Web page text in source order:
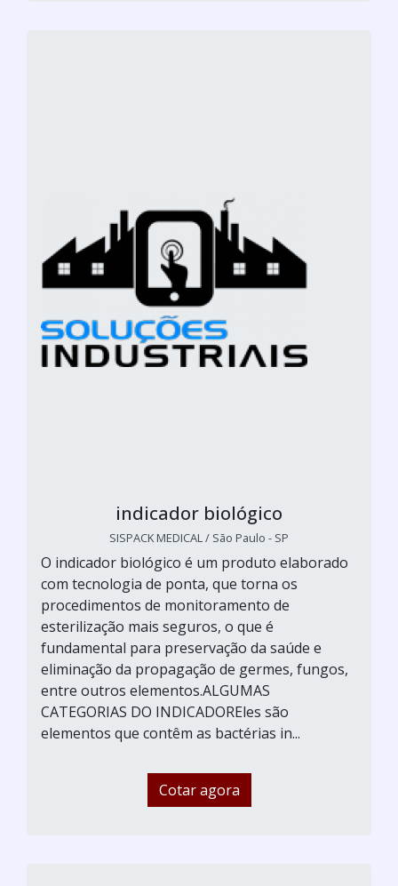
indicador biológico
SISPACK MEDICAL / São Paulo - SP
O indicador biológico é um produto elaborado
com tecnologia de ponta, que torna os
procedimentos de monitoramento de
esterilização mais seguros, o que é
fundamental para preservação da saúde e
eliminação da propagação de germes, fungos,
entre outros elementos.ALGUMAS
CATEGORIAS DO INDICADOREles são
elementos que contêm as bactérias in...
Cotar agora